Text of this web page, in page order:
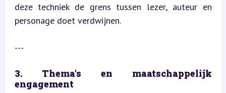
deze techniek de grens tussen lezer, auteur en
personage doet verdwijnen.
---
3. Thema’s en maatschappelijk
engagement